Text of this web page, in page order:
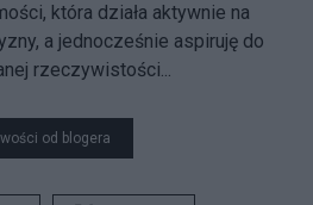
która działa aktywnie na
a jednocześnie aspiruję do
rzeczywistości...
od blogera